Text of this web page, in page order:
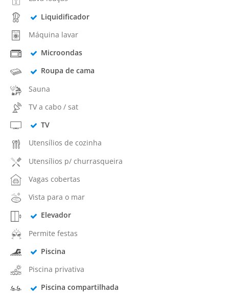
Liquidificador
Máquina lavar
Microondas
Roupa de cama
Sauna
TV a cabo / sat
TV
Utensílios de cozinha
Utensílios p/ churrasqueira
Vagas cobertas
Vista para o mar
Elevador
Permite festas
Piscina
Piscina privativa
Piscina compartilhada